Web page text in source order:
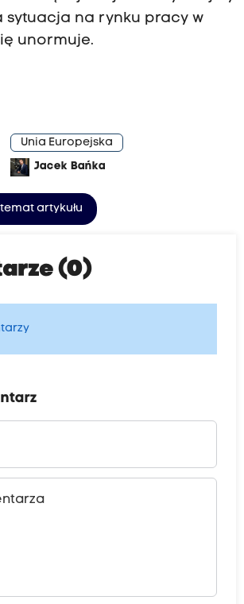
sytuacja na rynku pracy w
unormuje.
Unia Europejska
Jacek Bańka
artykułu
(0)